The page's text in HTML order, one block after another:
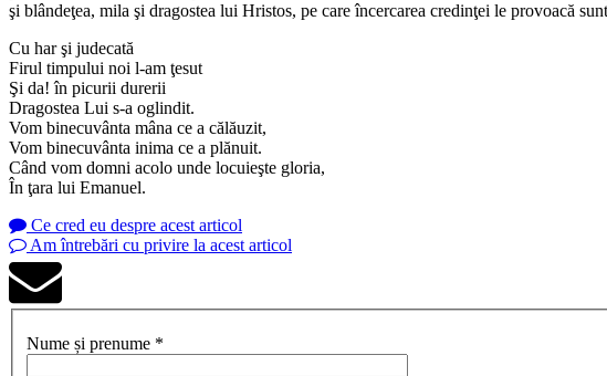
şi blândeţea, mila şi dragostea lui Hristos, pe care încercarea credinţei le provoacă
Cu har şi judecată
Firul timpului noi l-am ţesut
Şi da! în picurii durerii
Dragostea Lui s-a oglindit.
Vom binecuvânta mâna ce a călăuzit,
Vom binecuvânta inima ce a plănuit.
Când vom domni acolo unde locuieşte gloria,
În ţara lui Emanuel.
Ce cred eu despre acest articol
Am întrebări cu privire la acest articol
Nume și prenume *